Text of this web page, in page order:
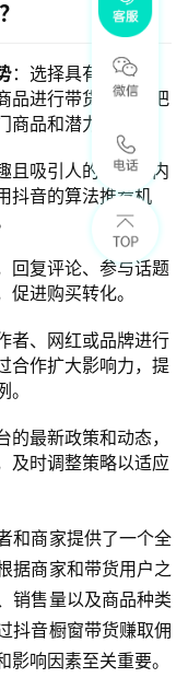
：选择具有市场需
品进行带货；同时把
品和潜力商品。
且吸引人的短视频内
抖音的算法推荐机
回复评论、参与话题
进购买转化。
者、网红或品牌进行
合作扩大影响力，提
的最新政策和动态，
及时调整策略以适应
和商家提供了一个全
据商家和带货用户之
销售量以及商品种类
抖音橱窗带货赚取佣
响因素至关重要。